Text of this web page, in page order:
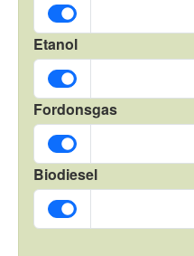
Etanol
Fordonsgas
Biodiesel